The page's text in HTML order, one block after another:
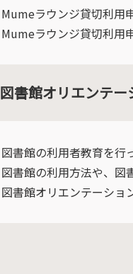
Mumeラウンジ貸切利用
Mumeラウンジ貸切利用
図書館オリエンテ
図書館の利用者教育を行
図書館の利用方法や、図
図書館オリエンテーショ